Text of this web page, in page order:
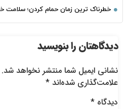
خطرناک‌ ترین زمان‌ حمام کردن؛ سلامت خود
دیدگاهتان را بنویسید
نشانی ایمیل شما منتشر نخواهد شد.
علامت‌گذاری شده‌اند*
دیدگاه*